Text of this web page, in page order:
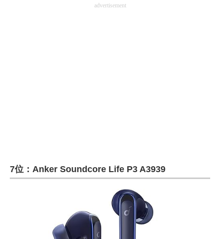
advertisement
7位：Anker Soundcore Life P3 A3939